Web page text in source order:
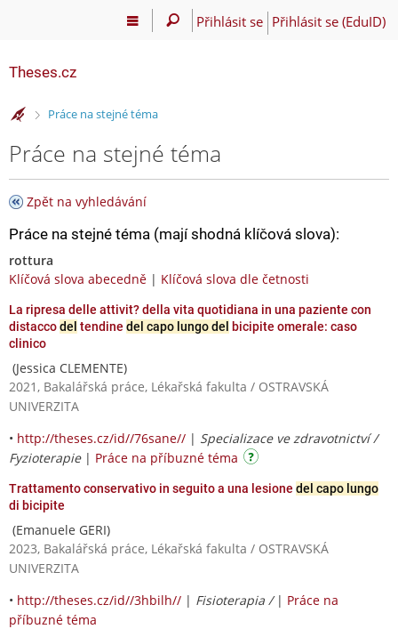
Přihlásit se Přihlásit se (EduID)
Theses.cz
>Práce na stejné téma
Práce na stejné téma
Zpět na vyhledávání
Práce na stejné téma (mají shodná klíčová slova):
rottura
Klíčová slova abecedně | Klíčová slova dle četnosti
La ripresa delle attivit? della vita quotidiana in una paziente con
distaccodel tendine del capo lungo del bicipite omerale: caso
clinico
(Jessica CLEMENTE)
2021, Bakalářská práce, Lékařská fakulta / OSTRAVSKÁ
UNIVERZITA
• http://theses.cz/id//76sane// | Specializace ve zdravotnictví /
Fyzioterapie| Práce na příbuzné téma
Trattamento conservativo in seguito a una lesione del capo lungo
di bicipite
(Emanuele GERI)
2023, Bakalářská práce, Lékařská fakulta / OSTRAVSKÁ
UNIVERZITA
• http://theses.cz/id//3hbilh// | Fisioterapia / | Práce na
příbuzné téma